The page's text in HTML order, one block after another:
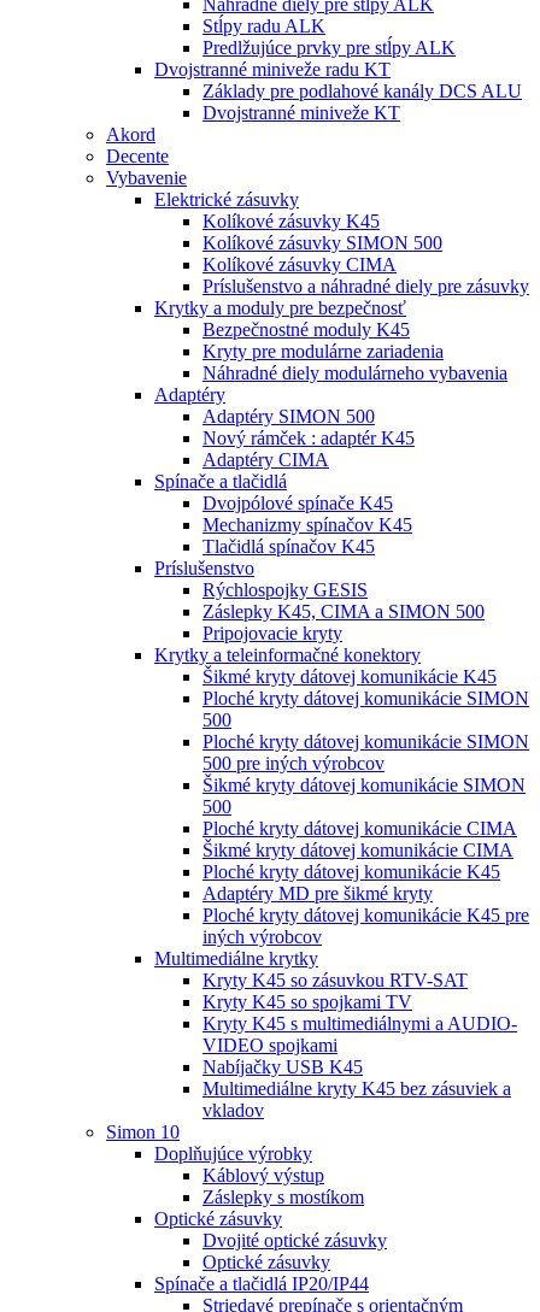
Náhradné diely pre stĺpy ALK
Stĺpy radu ALK
Predlžujúce prvky pre stĺpy ALK
Dvojstranné miniveže radu KT
Základy pre podlahové kanály DCS ALU
Dvojstranné miniveže KT
Akord
Decente
Vybavenie
Elektrické zásuvky
Kolíkové zásuvky K45
Kolíkové zásuvky SIMON 500
Kolíkové zásuvky CIMA
Príslušenstvo a náhradné diely pre zásuvky
Krytky a moduly pre bezpečnosť
Bezpečnostné moduly K45
Kryty pre modulárne zariadenia
Náhradné diely modulárneho vybavenia
Adaptéry
Adaptéry SIMON 500
Nový rámček : adaptér K45
Adaptéry CIMA
Spínače a tlačidlá
Dvojpólové spínače K45
Mechanizmy spínačov K45
Tlačidlá spínačov K45
Príslušenstvo
Rýchlospojky GESIS
Záslepky K45, CIMA a SIMON 500
Pripojovacie kryty
Krytky a teleinformačné konektory
Šikmé kryty dátovej komunikácie K45
Ploché kryty dátovej komunikácie SIMON
500
Ploché kryty dátovej komunikácie SIMON
500 pre iných výrobcov
Šikmé kryty dátovej komunikácie SIMON
500
Ploché kryty dátovej komunikácie CIMA
Šikmé kryty dátovej komunikácie CIMA
Ploché kryty dátovej komunikácie K45
Adaptéry MD pre šikmé kryty
Ploché kryty dátovej komunikácie K45 pre
iných výrobcov
Multimediálne krytky
Kryty K45 so zásuvkou RTV-SAT
Kryty K45 so spojkami TV
Kryty K45 s multimediálnymi a AUDIO-
VIDEO spojkami
Nabíjačky USB K45
Multimediálne kryty K45 bez zásuviek a
vkladov
Simon 10
Doplňujúce výrobky
Káblový výstup
Záslepky s mostíkom
Optické zásuvky
Dvojité optické zásuvky
Optické zásuvky
Spínače a tlačidlá IP20/IP44
Striedavé prepínače s orientačným